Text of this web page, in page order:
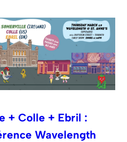
+ Colle + Ebril :
Wavelength